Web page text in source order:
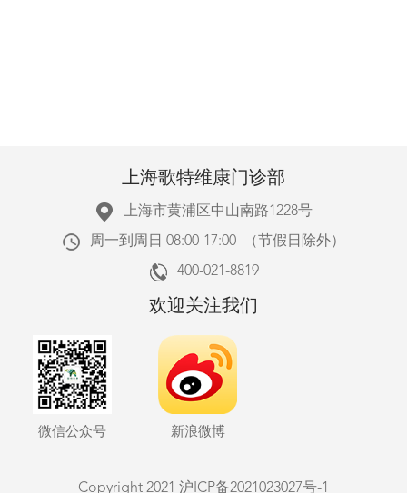
上海歌特维康门诊部
上海市黄浦区中山南路1228号
周一到周日 08:00-17:00 （节假日除外）
400-021-8819
欢迎关注我们
微信公众号 新浪微博
Copyright 2021 沪ICP备2021023027号-1